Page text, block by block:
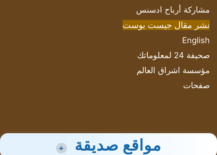
مشاركة أرباح ادسنس
نشر مقال جيست بوست
English
صحيفة 24 لمعلوماتك
مؤسسة اشراق العالم
صفحات
مواقع صديقة +